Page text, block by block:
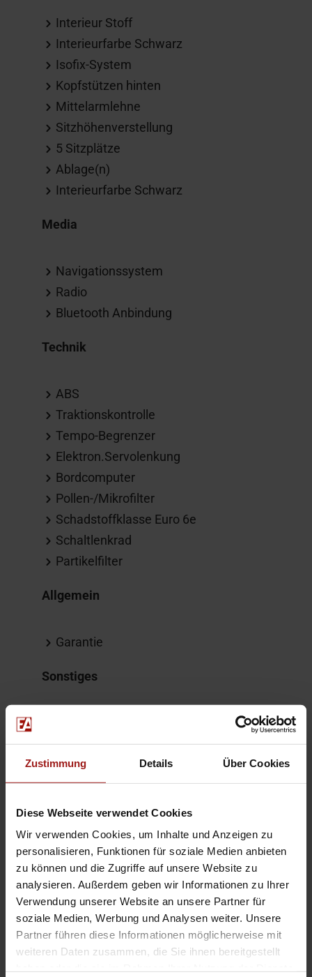
Zustimmung Details Über Cookies
Diese Webseite verwendet Cookies
Wir verwenden Cookies, um Inhalte und Anzeigen zu
personalisieren, Funktionen für soziale Medien anbieten
zu können und die Zugriffe auf unsere Website zu
analysieren. Außerdem geben wir Informationen zu Ihrer
Verwendung unserer Website an unsere Partner für
soziale Medien, Werbung und Analysen weiter. Unsere
Partner führen diese Informationen möglicherweise mit
weiteren Daten zusammen, die Sie ihnen bereitgestellt
Interieur Stoff
Interieurfarbe Schwarz
Isofix-System
Kopfstützen hinten
Mittelarmlehne
Sitzhöhenverstellung
5 Sitzplätze
Ablage(n)
Interieurfarbe Schwarz
Media
Navigationssystem
Radio
Bluetooth Anbindung
Technik
ABS
Traktionskontrolle
Tempo-Begrenzer
Elektron.Servolenkung
Bordcomputer
Pollen-/Mikrofilter
Schadstoffklasse Euro 6e
Schaltlenkrad
Partikelfilter
Allgemein
Garantie
Sonstiges
CO2 Effizienzklasse (gewichtet): E
Stabi HA
Die Fahrzeugbeschreibung dient
lediglich der allgemeinen
Identifizierung des Fahrzeuges und
stellt keine Gewährleistung im
kaufrechtlichen Sinne dar.
Ausschlaggebend ist die Beschreibung
gemäß Kaufvertrag. Bitte vor